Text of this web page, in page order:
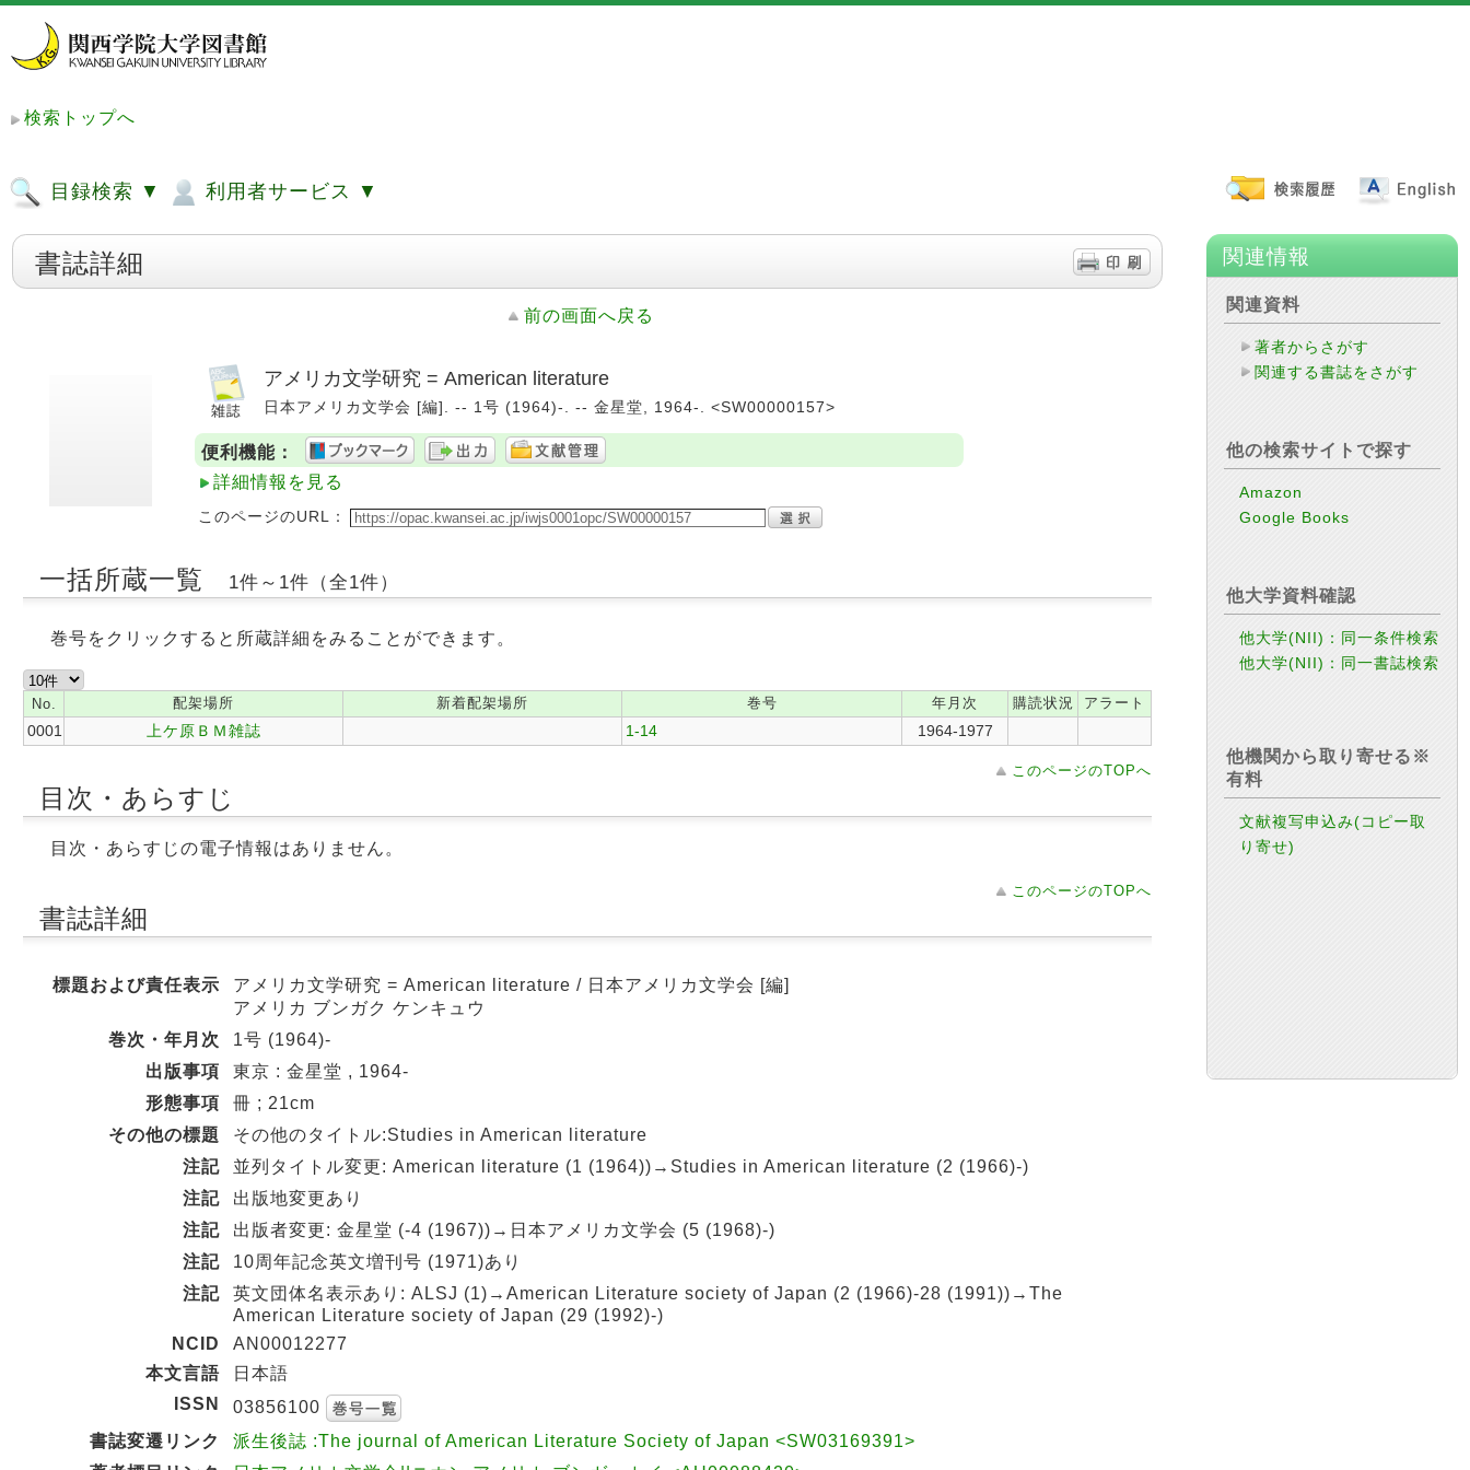
検索トップへ
目録検索 ▼ 利用者サービス ▼
書誌詳細
前の画面へ戻る
アメリカ文学研究 = American literature
日本アメリカ文学会 [編]. -- 1号 (1964)-. -- 金星堂, 1964-. <SW00000157>
便利機能：
詳細情報を見る
このページのURL：
一括所蔵一覧 1件～1件（全1件）
巻号をクリックすると所蔵詳細をみることができます。
No. 配架場所 新着配架場所 巻号 年月次 購読状況 アラート
0001 上ケ原ＢＭ雑誌 1-14 1964-1977
このページのTOPへ
目次・あらすじ
目次・あらすじの電子情報はありません。
このページのTOPへ
書誌詳細
標題および責任表示
アメリカ文学研究 = American literature / 日本アメリカ文学会 [編]
アメリカ ブンガク ケンキュウ
巻次・年月次
1号 (1964)-
出版事項
東京 : 金星堂 , 1964-
形態事項
冊 ; 21cm
その他の標題
その他のタイトル:Studies in American literature
注記
並列タイトル変更: American literature (1 (1964))→Studies in American literature (2 (1966)-)
注記
出版地変更あり
注記
出版者変更: 金星堂 (-4 (1967))→日本アメリカ文学会 (5 (1968)-)
注記
10周年記念英文増刊号 (1971)あり
注記
英文団体名表示あり: ALSJ (1)→American Literature society of Japan (2 (1966)-28 (1991))→The
American Literature society of Japan (29 (1992)-)
NCID
AN00012277
本文言語
日本語
ISSN
03856100
書誌変遷リンク
派生後誌 :The journal of American Literature Society of Japan <SW03169391>
関連情報
関連資料
著者からさがす
関連する書誌をさがす
他の検索サイトで探す
Amazon
Google Books
他大学資料確認
他大学(NII)：同一条件検索
他大学(NII)：同一書誌検索
他機関から取り寄せる※
有料
文献複写申込み(コピー取
り寄せ)